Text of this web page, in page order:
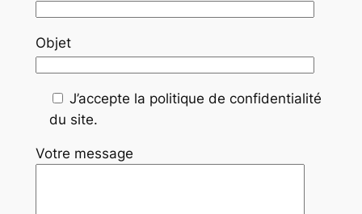
Objet
J’accepte la politique de confidentialité
du site.
Votre message